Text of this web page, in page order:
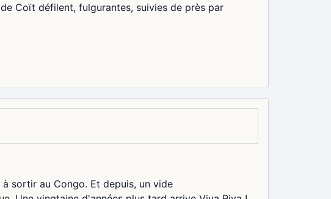
Coït défilent, fulgurantes, suivies de près par
sortir au Congo. Et depuis, un vide